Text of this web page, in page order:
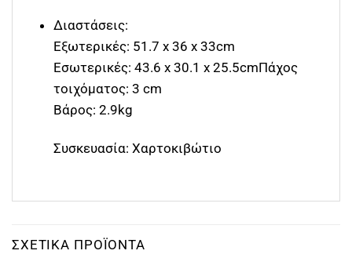
Διαστάσεις:
Εξωτερικές: 51.7 x 36 x 33cm
Εσωτερικές: 43.6 x 30.1 x 25.5cmΠάχος
τοιχόματος: 3 cm
Βάρος: 2.9kg
Συσκευασία: Χαρτοκιβώτιο
ΣΧΕΤΙΚΆ ΠΡΟΪΌΝΤΑ